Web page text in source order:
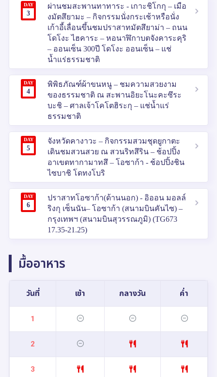
DAY
3
ผ่านชมสะพานทาทาระ - เกาะชิโกกุ – เมือ
งมัตสึยามะ – กิจกรรมนั่งกระเช้าหรือนั่ง
เก้าอี้เลื่อนขึ้นชมปราสาทมัตสึยาม่า – ถนน
โดโงะ ไฮคาระ – หอนาฬิกาบตจังคาระคุริ
– ออนเซ็น 300ปี โดโงะ ออนเซ็น – แช่
น้ำแร่ธรรมชาติ
DAY
4
พิพิธภัณฑ์ผ้าขนหนู – ชมความสวยงาม
ของธรรมชาติ ณ สะพานอิยะโนะคะซึระ
บะชิ – ศาลเจ้าโคโตฮิระกุ – แช่น้ำแร่
ธรรมชาติ
DAY
5
จังหวัดคางาวะ – กิจกรรมสวมชุดยูกาตะ
เดินชมสวนสวย ณ สวนริทสึริน – ช้อปปิ้ง
อาเขตทากามาทสึ – โอซาก้า - ช้อปปิ้งชิน
ไซบาชิ โดทงโบริ
DAY
6
ปราสาทโอซาก้า(ด้านนอก) - อิออน มอลล์
ริงกุ เซ็นนัน– โอซาก้า (สนามบินคันไซ) –
กรุงเทพฯ (สนามบินสุวรรณภูมิ) (TG673
17.35-21.25)
มื้ออาหาร
วันที่ เช้า กลางวัน ค่ำ
1
2
3